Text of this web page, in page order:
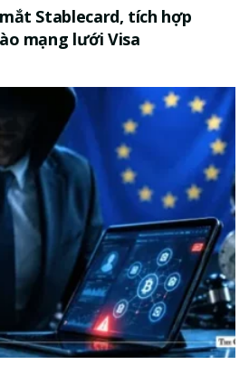
Stablecard, tích hợp
mạng lưới Visa